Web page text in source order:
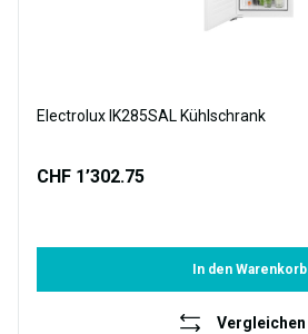
Electrolux IK285SAL Kühlschrank
CHF 1’302.75
In den Warenkorb
Vergleichen